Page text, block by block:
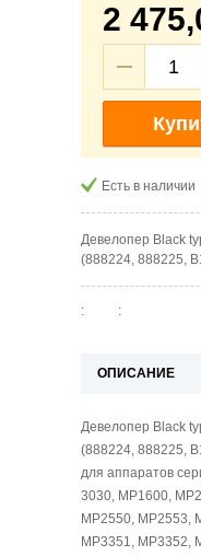
2
Есть в наличии
Девелопер Black
(888224, 888225,
: :
ОПИСАНИЕ
Девелопер Black
(888224, 888225,
для аппаратов
3030, MP1600,
MP2550, MP2553,
MP3351, MP3352,